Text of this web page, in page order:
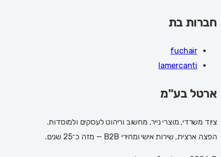
חברות בת
fuchair
lamercanti
ארטל בע"מ
ציוד משרדי, מוצרי נייר, מחשוב וריהוט לעסקים ולמוסדות.
הפצה ארצית, שירות אישי ומחירי B2B — מזה כ־25 שנים.